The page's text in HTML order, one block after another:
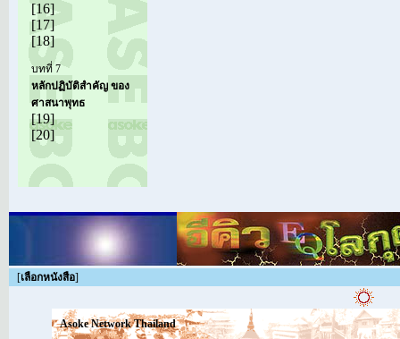
[16]
[17]
[18]
บทที่ 7
หลักปฏิบัติสำคัญ ของ
ศาสนาพุทธ
[19]
[20]
[เลือกหนังสือ]
Asoke Network Thailand